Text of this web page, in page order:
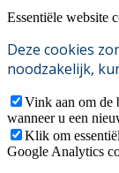
Essentiële website
Deze cookies
noodzakelijk,
Vink aan om de
wanneer u een
Klik om
Google Analytics